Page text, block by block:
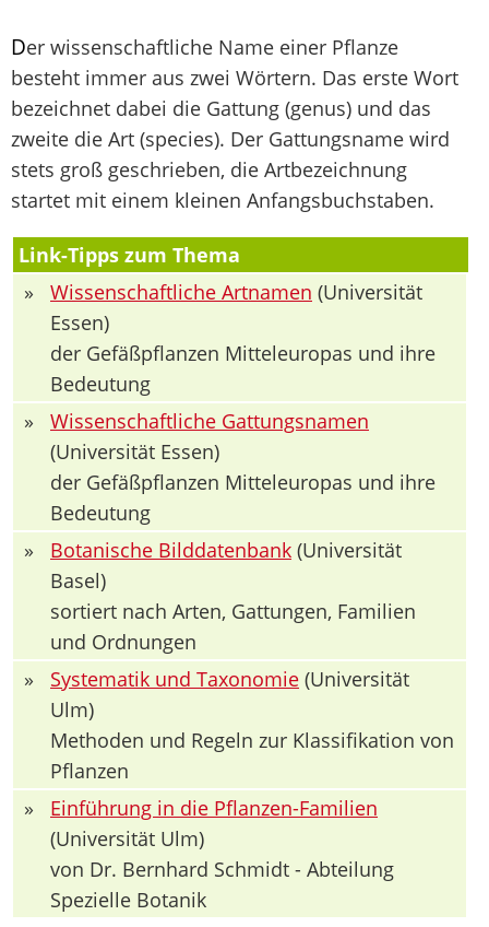
Der wissenschaftliche Name einer Pflanze
besteht immer aus zwei Wörtern. Das erste Wort
bezeichnet dabei die Gattung (genus) und das
zweite die Art (species). Der Gattungsname wird
stets groß geschrieben, die Artbezeichnung
startet mit einem kleinen Anfangsbuchstaben.
Link-Tipps zum Thema
»
Wissenschaftliche Artnamen (Universität
Essen)
der Gefäßpflanzen Mitteleuropas und ihre
Bedeutung
»
Wissenschaftliche Gattungsnamen
(Universität Essen)
der Gefäßpflanzen Mitteleuropas und ihre
Bedeutung
»
Botanische Bilddatenbank (Universität
Basel)
sortiert nach Arten, Gattungen, Familien
und Ordnungen
»
Systematik und Taxonomie (Universität
Ulm)
Methoden und Regeln zur Klassifikation von
Pflanzen
»
Einführung in die Pflanzen-Familien
(Universität Ulm)
von Dr. Bernhard Schmidt - Abteilung
Spezielle Botanik